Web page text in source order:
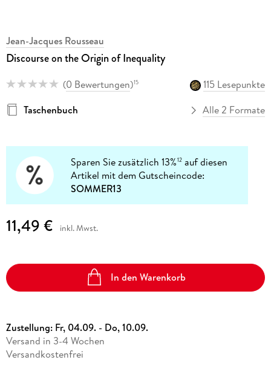
Jean-Jacques Rousseau
Discourse on the Origin of Inequality
(0 Bewertungen)15
115 Lesepunkte
Taschenbuch
Alle 2 Formate
Sparen Sie zusätzlich 13%12 auf diesen
Artikel mit dem Gutscheincode:
SOMMER13
11,49 € inkl. Mwst.
In den Warenkorb
Zustellung: Fr, 04.09. - Do, 10.09.
Versand in 3-4 Wochen
Versandkostenfrei